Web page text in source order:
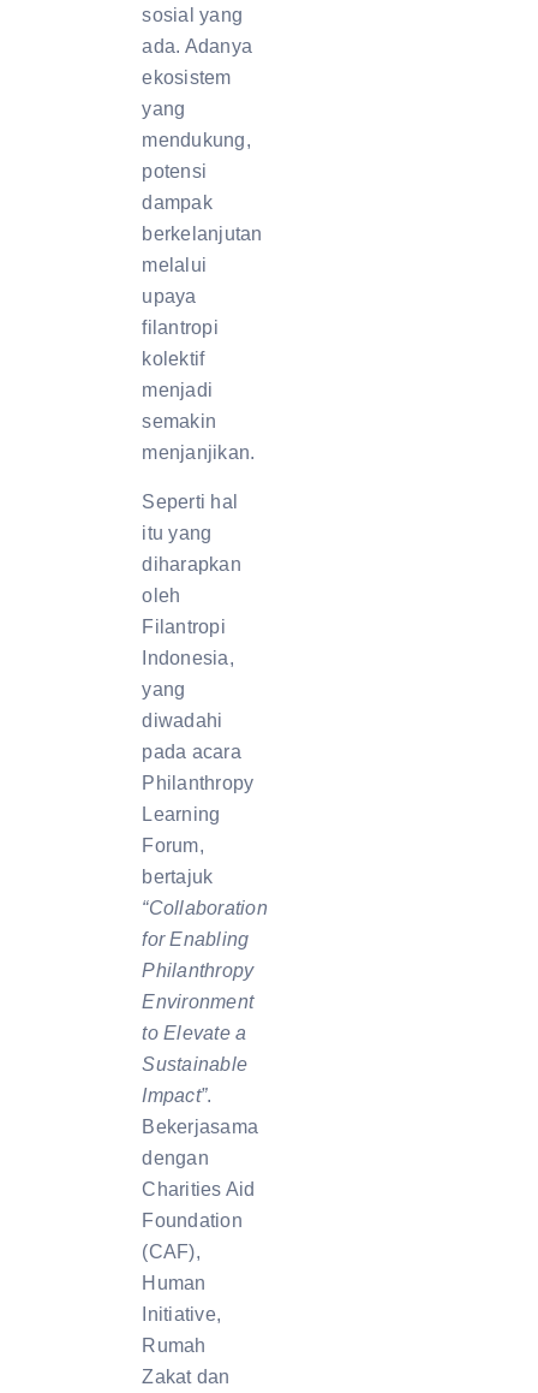
sosial yang
ada. Adanya
ekosistem
yang
mendukung,
potensi
dampak
berkelanjutan
melalui
upaya
filantropi
kolektif
menjadi
semakin
menjanjikan.
Seperti hal
itu yang
diharapkan
oleh
Filantropi
Indonesia,
yang
diwadahi
pada acara
Philanthropy
Learning
Forum,
bertajuk
“Collaboration
for Enabling
Philanthropy
Environment
to Elevate a
Sustainable
Impact”.
Bekerjasama
dengan
Charities Aid
Foundation
(CAF),
Human
Initiative,
Rumah
Zakat dan